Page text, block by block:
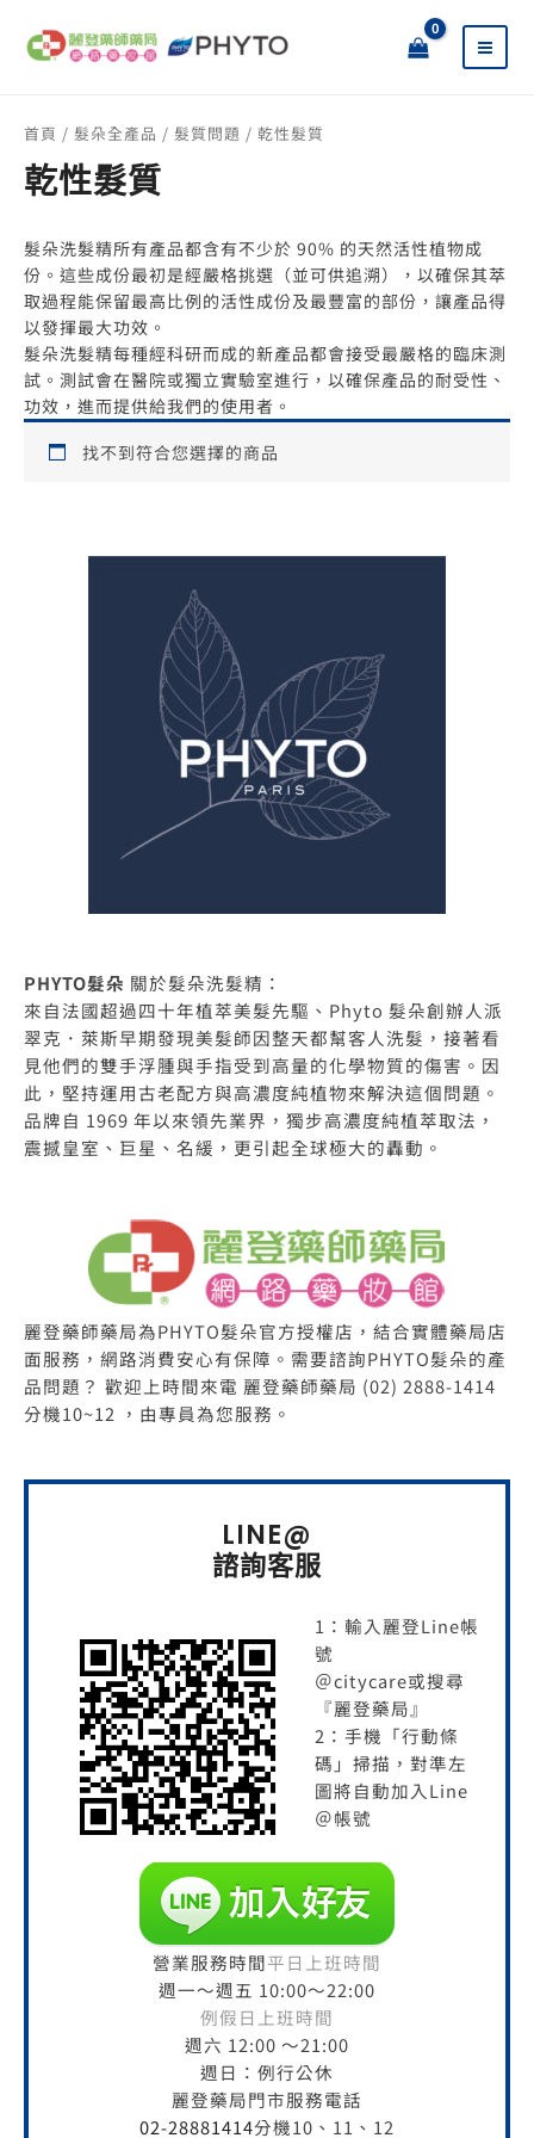
首頁 / 髮朵全產品 / 髮質問題 / 乾性髮質
乾性髮質
髮朵洗髮精所有產品都含有不少於 90% 的天然活性植物成
份。這些成份最初是經嚴格挑選（並可供追溯），以確保其萃
取過程能保留最高比例的活性成份及最豐富的部份，讓產品得
以發揮最大功效。
髮朵洗髮精每種經科研而成的新產品都會接受最嚴格的臨床測
試。測試會在醫院或獨立實驗室進行，以確保產品的耐受性、
功效，進而提供給我們的使用者。
找不到符合您選擇的商品
PHYTO髮朵 關於髮朵洗髮精：
來自法國超過四十年植萃美髮先驅、Phyto 髮朵創辦人派
翠克．萊斯早期發現美髮師因整天都幫客人洗髮，接著看
見他們的雙手浮腫與手指受到高量的化學物質的傷害。因
此，堅持運用古老配方與高濃度純植物來解決這個問題。
品牌自 1969 年以來領先業界，獨步高濃度純植萃取法，
震撼皇室、巨星、名緩，更引起全球極大的轟動。
麗登藥師藥局為PHYTO髮朵官方授權店，結合實體藥局店
面服務，網路消費安心有保障。需要諮詢PHYTO髮朵的產
品問題？ 歡迎上時間來電 麗登藥師藥局 (02) 2888-1414
分機10~12 ，由專員為您服務。
LINE@
諮詢客服
1：輸入麗登Line帳
號
＠citycare或搜尋
『麗登藥局』
2：手機「行動條
碼」掃描，對準左
圖將自動加入Line
＠帳號
營業服務時間平日上班時間
週一～週五 10:00～22:00
例假日上班時間
週六 12:00 ～21:00
週日：例行公休
麗登藥局門市服務電話
02-28881414分機10、11、12
尋
關
: